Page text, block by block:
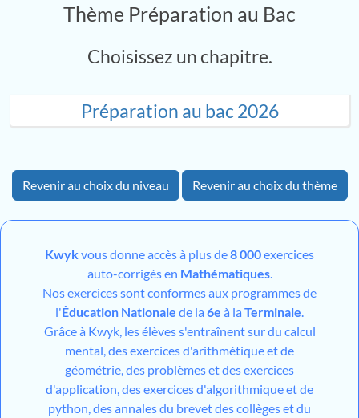
Thème Préparation au Bac
Choisissez un chapitre.
Préparation au bac 2026
Revenir au choix du niveau Revenir au choix du thème
Kwykvous donne accès à plus de8 000exercices
auto-corrigés en Mathématiques.
Nos exercices sont conformes aux programmes de
l'Éducation Nationale de la 6e à la Terminale
Grâce à Kwyk, les élèves s'entraînent sur du calcul
mental, des exercices d'arithmétique et de
géométrie, des problèmes et des exercices
d'application, des exercices d'algorithmique et de
python, des annales du brevet des collèges et du